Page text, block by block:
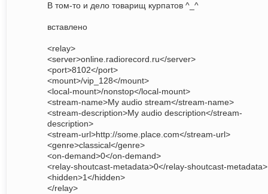
В том-то и дело товарищ курпатов ^_^
вставлено
<relay>
<server>online.radiorecord.ru</server>
<port>8102</port>
<mount>/vip_128</mount>
<local-mount>/nonstop</local-mount>
<stream-name>My audio stream</stream-name>
<stream-description>My audio description</stream-
description>
<stream-url>http://some.place.com</stream-url>
<genre>classical</genre>
<on-demand>0</on-demand>
<relay-shoutcast-metadata>0</relay-shoutcast-metadata>
<hidden>1</hidden>
</relay>